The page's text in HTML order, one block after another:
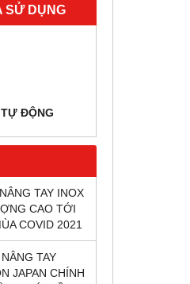
SỬ DỤNG
ĐỘNG
TAY INOX
CAO TỚI
COVID 2021
TAY
JAPAN CHÍNH